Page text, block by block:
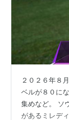
２０２６年８
ベルが８０に
集めなど。 ソ
があるミレデ